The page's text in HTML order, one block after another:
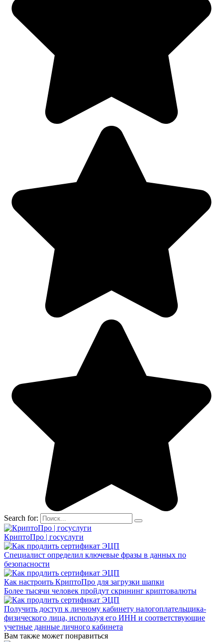
Search for:
КриптоПро | госуслуги
Специалист определил ключевые фразы в данных по
безопасности
Как настроить КриптоПро для загрузки шапки
Более тысячи человек пройдут скрининг криптовалюты
Получить доступ к личному кабинету налогоплательщика-
физического лица, используя его ИНН и соответствующие
учетные данные личного кабинета
Вам также может понравиться